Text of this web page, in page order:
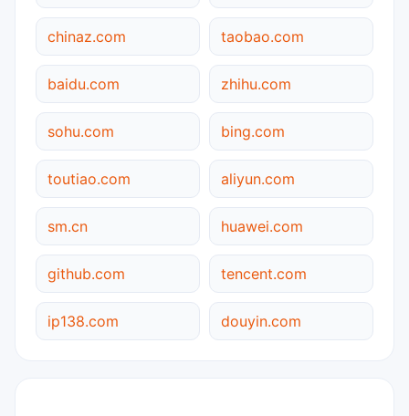
chinaz.com taobao.com
baidu.com zhihu.com
sohu.com bing.com
toutiao.com aliyun.com
sm.cn huawei.com
github.com tencent.com
ip138.com douyin.com